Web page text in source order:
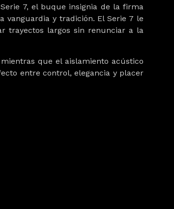
Serie 7, el buque insignia de la firma
vanguardia y tradición. ElSerie 7 le
trayectos largos sin renunciar a la
que el aislamiento acústico
entre control, elegancia y placer